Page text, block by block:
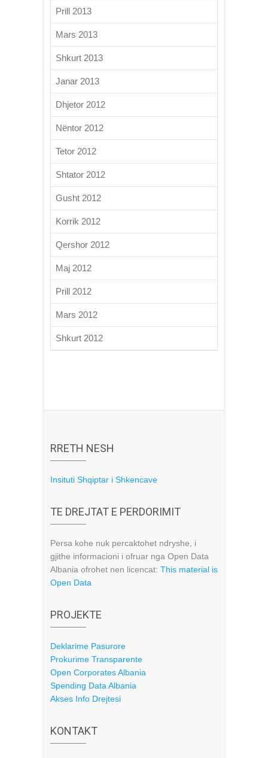
Prill 2013
Mars 2013
Shkurt 2013
Janar 2013
Dhjetor 2012
Nëntor 2012
Tetor 2012
Shtator 2012
Gusht 2012
Korrik 2012
Qershor 2012
Maj 2012
Prill 2012
Mars 2012
Shkurt 2012
RRETH NESH
Insituti Shqiptar i Shkencave
TE DREJTAT E PERDORIMIT
Persa kohe nuk percaktohet ndryshe, i
gjithe informacioni i ofruar nga Open Data
Albania ofrohet nen licencat: This material is
Open Data
PROJEKTE
Deklarime Pasurore
Prokurime Transparente
Open Corporates Albania
Spending Data Albania
Akses Info Drejtesi
KONTAKT